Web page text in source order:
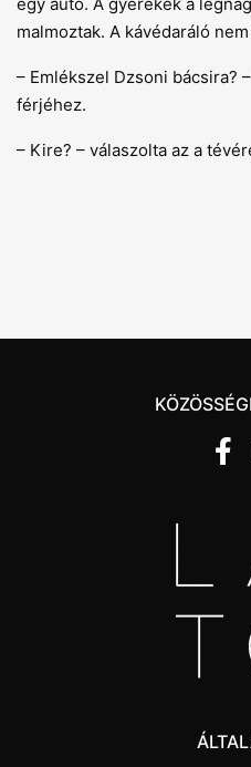
malmoztak. A kávédaráló
– Emlékszel Dzsoni bácsira?
férjéhez.
– Kire? – válaszolta az a